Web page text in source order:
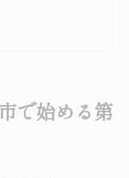
を始めるコツ
で始める第